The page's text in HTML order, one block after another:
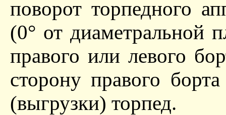
поворот торпедного
(0° от диаметральной
правого или левого
сторону правого
(выгрузки) торпед.